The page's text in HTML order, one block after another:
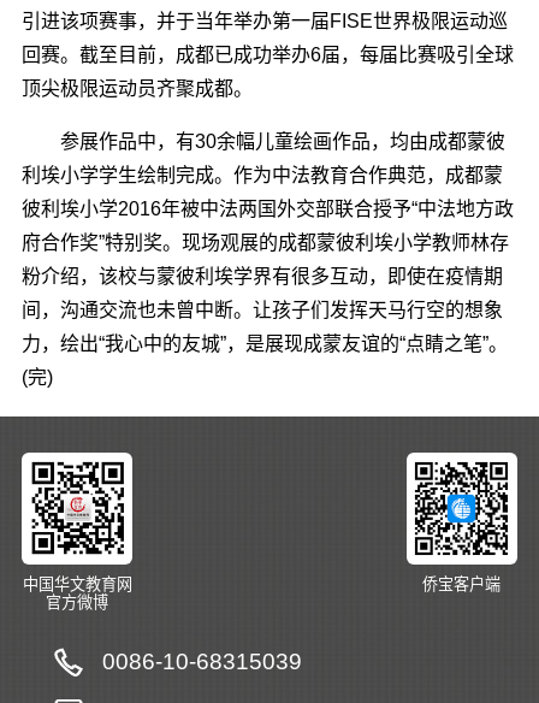
引进该项赛事，并于当年举办第一届FISE世界极限运动巡
回赛。截至目前，成都已成功举办6届，每届比赛吸引全球
顶尖极限运动员齐聚成都。
参展作品中，有30余幅儿童绘画作品，均由成都蒙彼
利埃小学学生绘制完成。作为中法教育合作典范，成都蒙
彼利埃小学2016年被中法两国外交部联合授予“中法地方政
府合作奖”特别奖。现场观展的成都蒙彼利埃小学教师林存
粉介绍，该校与蒙彼利埃学界有很多互动，即使在疫情期
间，沟通交流也未曾中断。让孩子们发挥天马行空的想象
力，绘出“我心中的友城”，是展现成蒙友谊的“点睛之笔”。
(完)
中国华文教育网
官方微博
侨宝客户端
0086-10-68315039